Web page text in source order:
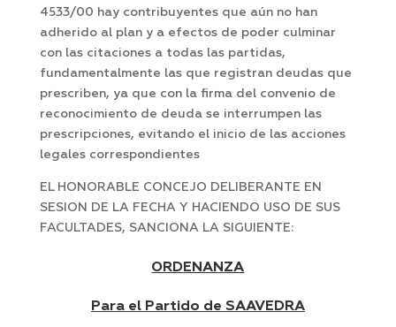
4533/00 hay contribuyentes que aún no han
adherido al plan y a efectos de poder culminar
con las citaciones a todas las partidas,
fundamentalmente las que registran deudas que
prescriben, ya que con la firma del convenio de
reconocimiento de deuda se interrumpen las
prescripciones, evitando el inicio de las acciones
legales correspondientes
EL HONORABLE CONCEJO DELIBERANTE EN
SESION DE LA FECHA Y HACIENDO USO DE SUS
FACULTADES, SANCIONA LA SIGUIENTE:
ORDENANZA
Para el Partido de SAAVEDRA